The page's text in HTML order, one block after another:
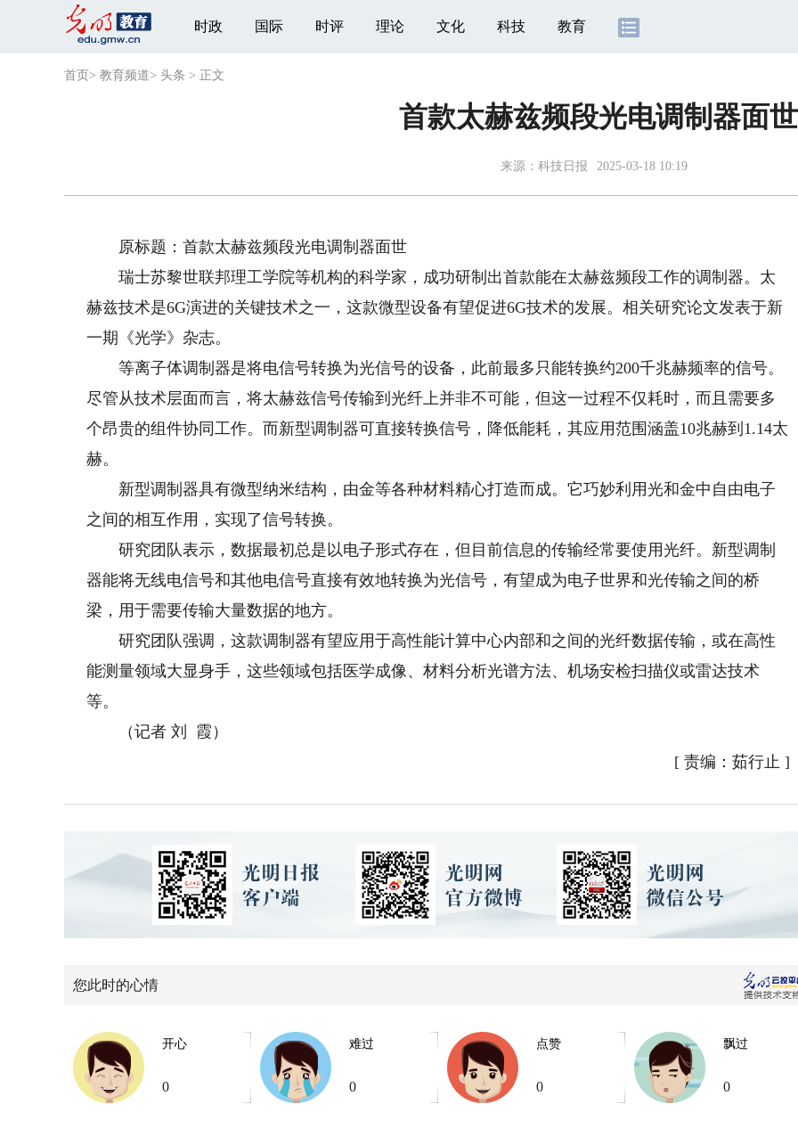
时政 国际 时评 理论 文化 科技 教育
首页 > 教育频道> 头条 > 正文
首款太赫兹频段光电调制器面世
来源： 科技日报 2025-03-18 10:19
原标题：首款太赫兹频段光电调制器面世
瑞士苏黎世联邦理工学院等机构的科学家，成功研制出首款能在太赫兹频段工作的调制器。太
赫兹技术是6G演进的关键技术之一，这款微型设备有望促进6G技术的发展。相关研究论文发表于新
一期《光学》杂志。
等离子体调制器是将电信号转换为光信号的设备，此前最多只能转换约200千兆赫频率的信号。
尽管从技术层面而言，将太赫兹信号传输到光纤上并非不可能，但这一过程不仅耗时，而且需要多
个昂贵的组件协同工作。而新型调制器可直接转换信号，降低能耗，其应用范围涵盖10兆赫到1.14太
赫。
新型调制器具有微型纳米结构，由金等各种材料精心打造而成。它巧妙利用光和金中自由电子
之间的相互作用，实现了信号转换。
研究团队表示，数据最初总是以电子形式存在，但目前信息的传输经常要使用光纤。新型调制
器能将无线电信号和其他电信号直接有效地转换为光信号，有望成为电子世界和光传输之间的桥
梁，用于需要传输大量数据的地方。
研究团队强调，这款调制器有望应用于高性能计算中心内部和之间的光纤数据传输，或在高性
能测量领域大显身手，这些领域包括医学成像、材料分析光谱方法、机场安检扫描仪或雷达技术
等。
（记者 刘 霞）
[ 责编：茹行止 ]
您此时的心情
开心
0
难过
0
点赞
0
飘过
0